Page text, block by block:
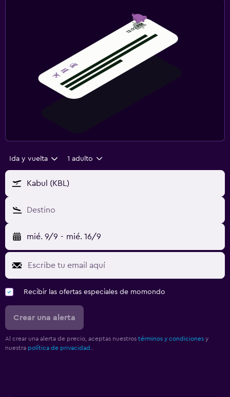
Ida y vuelta 1 adulto
Kabul (KBL)
Destino
mié. 9/9 - mié. 16/9
Recibir las ofertas especiales de momondo
Crear una alerta
Al crear una alerta de precio, aceptas nuestros términos y condiciones y
nuestra política de privacidad.